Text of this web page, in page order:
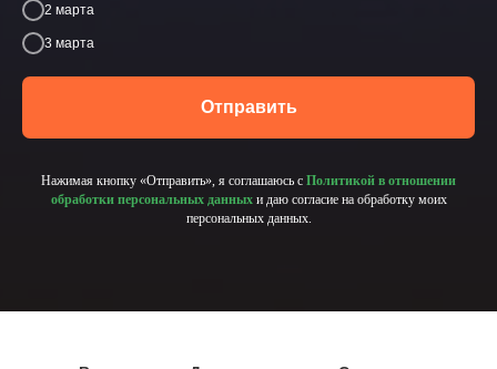
2 марта
3 марта
Отправить
Нажимая кнопку «Отправить», я соглашаюсь с Политикой в отношении
обработки персональных данных и даю согласие на обработку моих
персональных данных.